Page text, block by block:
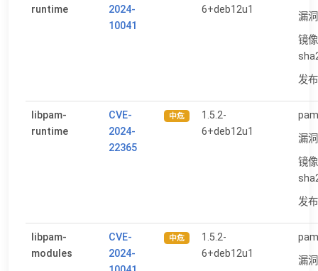
runtime
2024-
10041
6+deb12u1
漏
镜
发
libpam-
runtime
CVE-
2024-
22365
中危
1.5.2-
6+deb12u1
漏
镜
发
libpam-
modules
CVE-
2024-
中危
1.5.2-
6+deb12u1
漏